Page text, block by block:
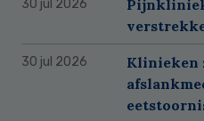
30 jul 2026
30 jul 2026
Klinieken